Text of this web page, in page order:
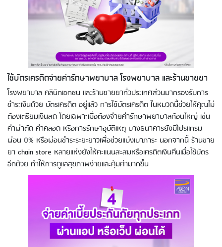
ใช้บัตรเครดิตจ่ายค่ารักษาพยาบาล โรงพยาบาล และร้านขายยา
โรงพยาบาล คลินิกเอกชน และร้านขายยาทั่วประเทศส่วนมากรองรับการ
ชำระเงินด้วย บัตรเครดิต อยู่แล้ว การใช้บัตรเครดิต ในหมวดนี้ช่วยให้คุณไม่
ต้องเตรียมเงินสด โดยเฉพาะเมื่อต้องจ่ายค่ารักษาพยาบาลก้อนใหญ่ เช่น
ค่าผ่าตัด ค่าคลอด หรือการรักษาอุบัติเหตุ บางธนาคารยังมีโปรแกรม
ผ่อน 0% หรือผ่อนชำระระยะยาวเพื่อช่วยแบ่งเบาภาระ นอกจากนี้ ร้านขาย
ยา chain store หลายแห่งยังให้คะแนนสะสมหรือเครดิตเงินคืนเมื่อใช้บัตร
อีกด้วย ทำให้การดูแลสุขภาพง่ายและคุ้มค่ามากขึ้น